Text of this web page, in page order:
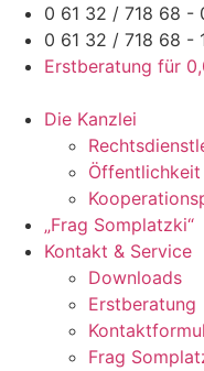
Zum
Inhalt
springen
0 61 32 / 718 68 -
0 61 32 / 718 68 -
Erstberatung für
Die Kanzlei
Öffentlichkeit
„Frag Somplatzki“
Kontakt & Service
Downloads
Erstberatung
Frag